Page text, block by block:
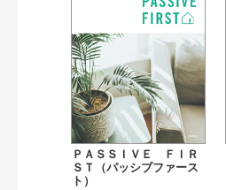
ＰＡＳＳＩＶＥ ＦＩＲ
ＳＴ（パッシブファース
ト）